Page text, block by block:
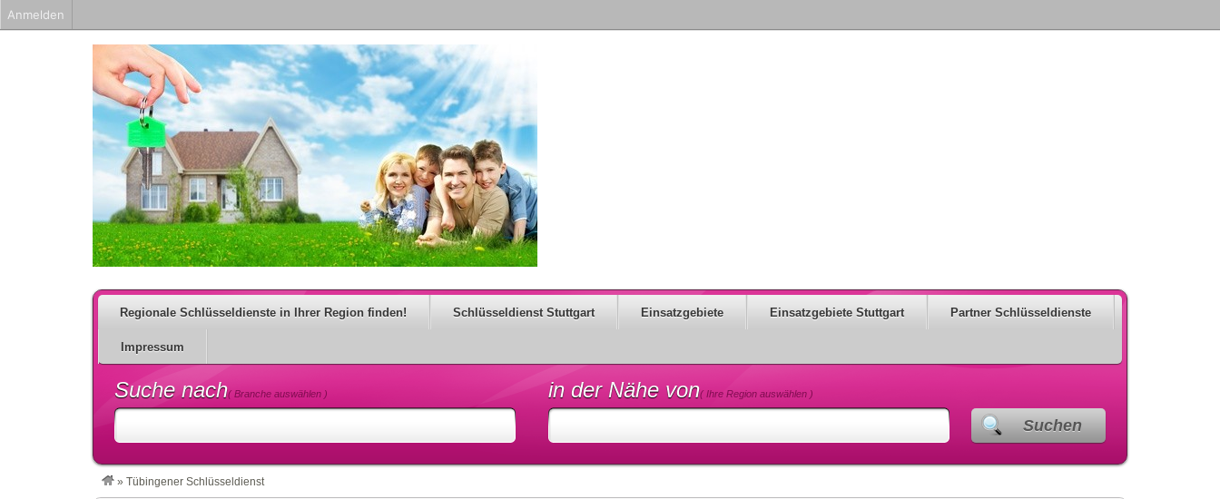
Regionale Schlüsseldienste in Ihrer Region finden! Schlüsseldienst Stuttgart Einsatzgebiete Einsatzgebiete Stuttgart Partner Schlüsseldienste
Impressum
Suche nach( Branche auswählen ) in der Nähe von( Ihre Region auswählen )
Suchen
» Tübingener Schlüsseldienst
Anmelden